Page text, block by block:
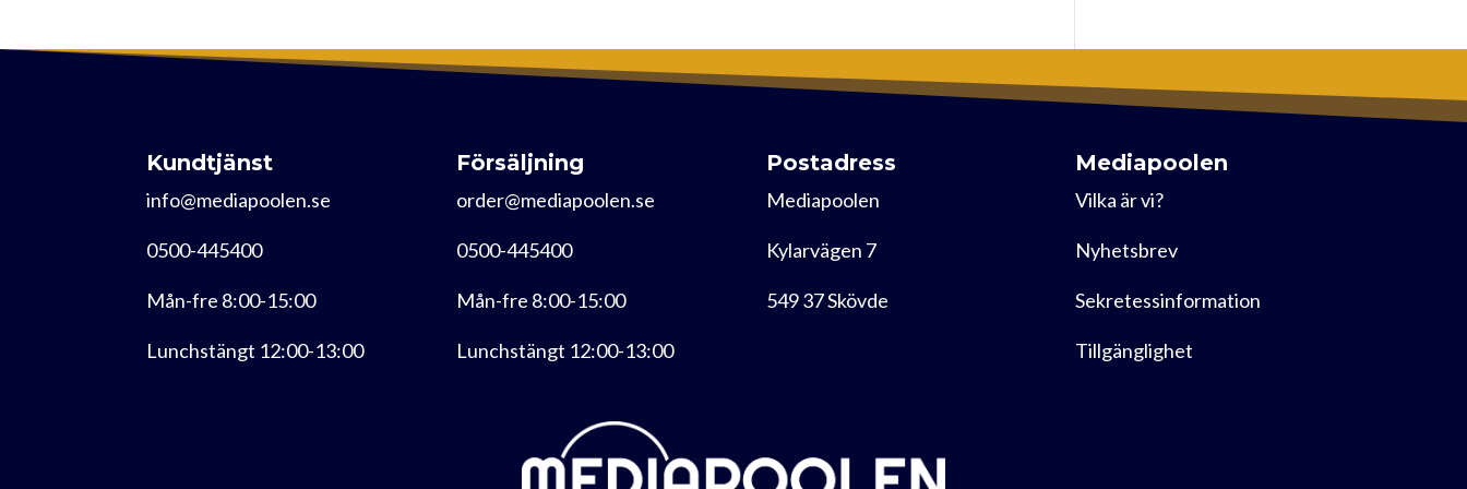
Kundtjänst
info@mediapoolen.se
0500-445400
Mån-fre 8:00-15:00
Lunchstängt 12:00-13:00
Försäljning
order@mediapoolen.se
0500-445400
Mån-fre 8:00-15:00
Lunchstängt 12:00-13:00
Postadress
Mediapoolen
Kylarvägen 7
549 37 Skövde
Mediapoolen
Vilka är vi?
Nyhetsbrev
Sekretessinformation
Tillgänglighet